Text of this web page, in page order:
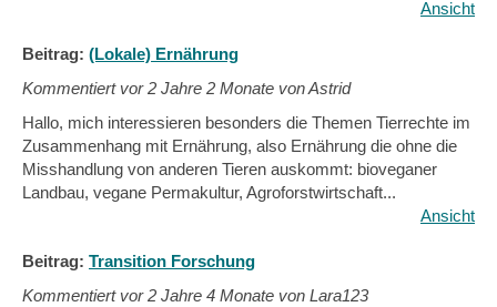
Ansicht
Beitrag: (Lokale) Ernährung
Kommentiert vor2 Jahre 2 Monate von Astrid
Hallo, mich interessieren besonders die Themen Tierrechte im
Zusammenhang mit Ernährung, also Ernährung die ohne die
Misshandlung von anderen Tieren auskommt: bioveganer
Landbau, vegane Permakultur, Agroforstwirtschaft...
Ansicht
Beitrag: Transition Forschung
Kommentiert vor2 Jahre 4 Monate von Lara123